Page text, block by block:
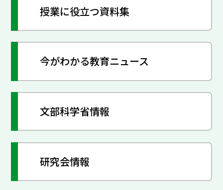
授業に役立つ資料集
今がわかる教育ニュース
文部科学省情報
研究会情報